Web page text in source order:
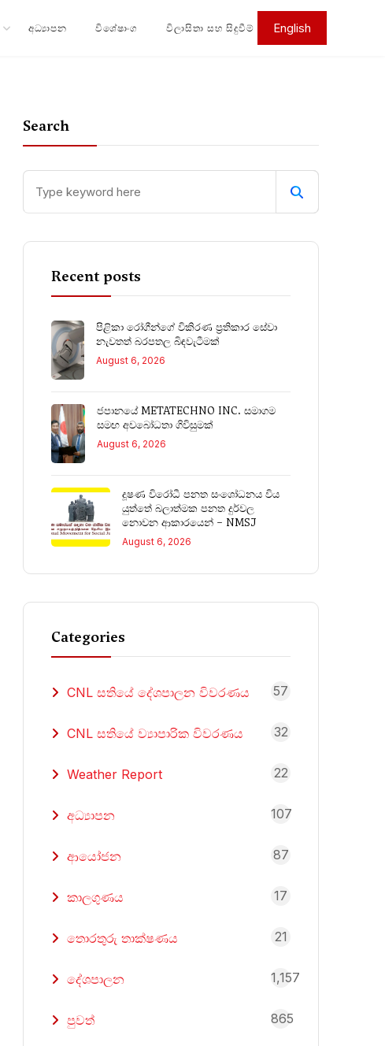
අධ්‍යාපන විශේෂාංග විලාසිතා සහ සිදුවීම් English
Search
Recent posts
පිළිකා රෝගීන්ගේ විකිරණ ප්‍රතිකාර සේවා
නැවතත් බරපතල බිඳවැටීමක්
August 6, 2026
ජපානයේ METATECHNO INC. සමාගම
සමඟ අවබෝධතා ගිවිසුමක්
August 6, 2026
දූෂණ විරෝධී පනත සංශෝධනය විය
යුත්තේ බලාත්මක පනත දුර්වල
නොවන ආකාරයෙන් – NMSJ
August 6, 2026
Categories
CNL සතියේ දේශපාලන විවරණය 57
CNL සතියේ ව්‍යාපාරික විවරණය 32
Weather Report 22
අධ්‍යාපන 107
ආයෝජන 87
කාලගුණය 17
තොරතුරු තාක්ෂණය 21
දේශපාලන 1,157
පුවත් 865